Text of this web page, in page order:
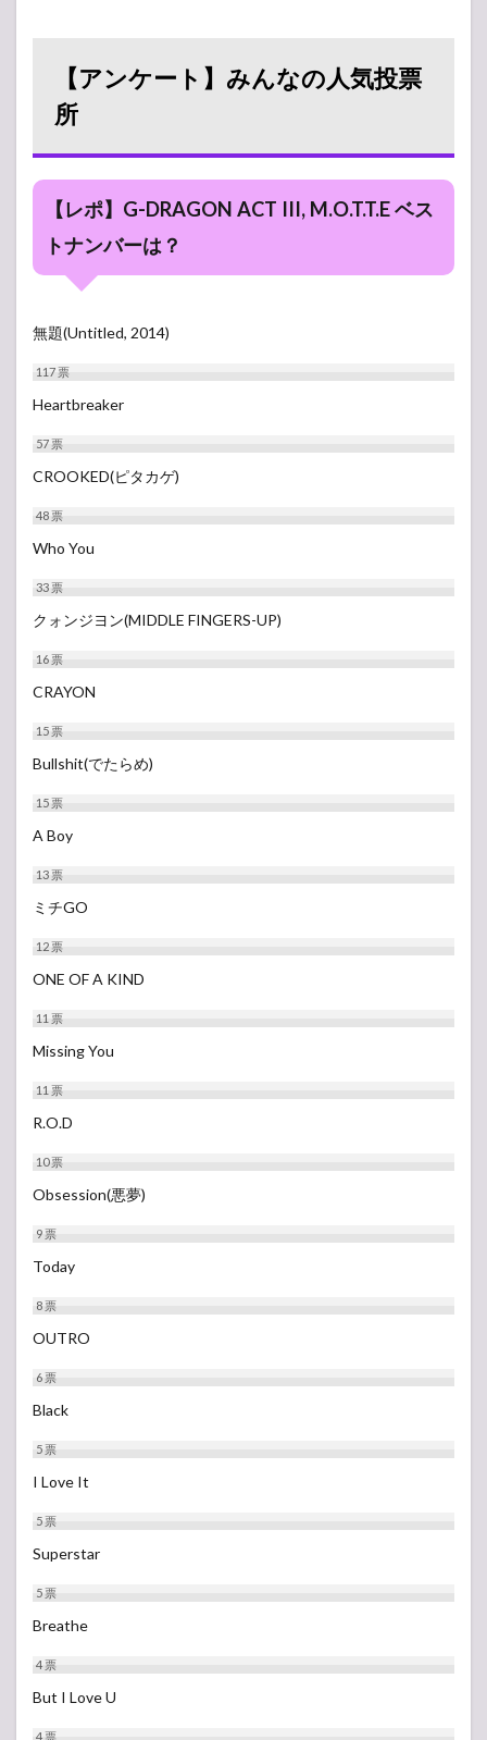
【アンケート】みんなの人気投票
所
【レポ】G-DRAGON ACT III, M.O.T.T.E ベス
トナンバーは？
無題(Untitled, 2014)
117票
Heartbreaker
57票
CROOKED(ピタカゲ)
48票
Who You
33票
クォンジヨン(MIDDLE FINGERS-UP)
16票
CRAYON
15票
Bullshit(でたらめ)
15票
A Boy
13票
ミチGO
12票
ONE OF A KIND
11票
Missing You
11票
R.O.D
10票
Obsession(悪夢)
9票
Today
8票
OUTRO
6票
Black
5票
I Love It
5票
Superstar
5票
Breathe
4票
But I Love U
4票